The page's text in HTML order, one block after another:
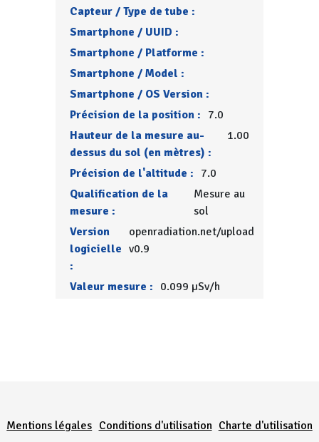
Capteur / Type de tube :
Smartphone / UUID :
Smartphone / Platforme :
Smartphone / Model :
Smartphone / OS Version :
Précision de la position : 7.0
Hauteur de la mesure au-
dessus du sol (en mètres) :
1.00
Précision de l'altitude : 7.0
Qualification de la
mesure :
Mesure au
sol
Version
logicielle
:
openradiation.net/upload
v0.9
Valeur mesure : 0.099 µSv/h
Mentions légales Conditions d'utilisation Charte d'utilisation